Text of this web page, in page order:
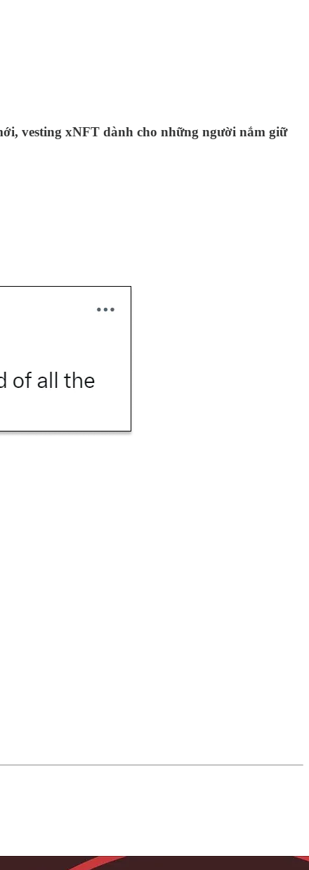
vesting xNFT dành cho những người nắm giữ